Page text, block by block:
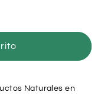
Naturales en